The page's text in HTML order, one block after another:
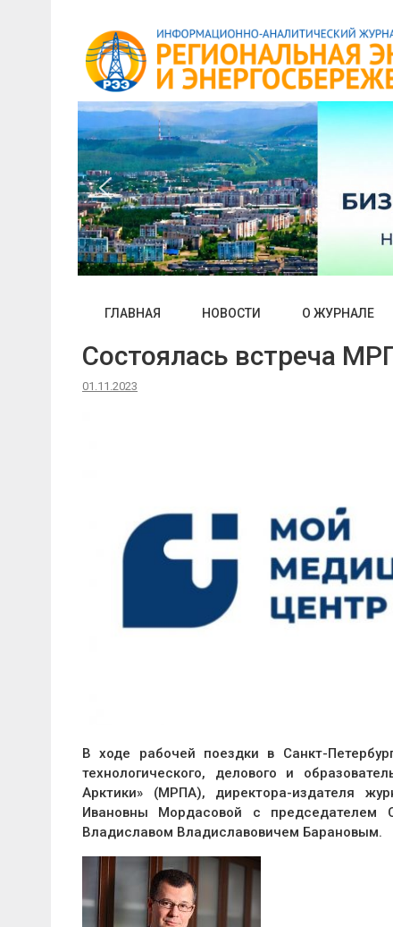
ГЛАВНАЯ НОВОСТИ О ЖУРНАЛЕ
Состоялась встреча
01.11.2023
В ходе рабочей поездки в Санкт-
технологического, делового и
Арктики» (МРПА), директора-издателя
Ивановны Мордасовой с председателем
Владиславом Владиславовичем Барановым.